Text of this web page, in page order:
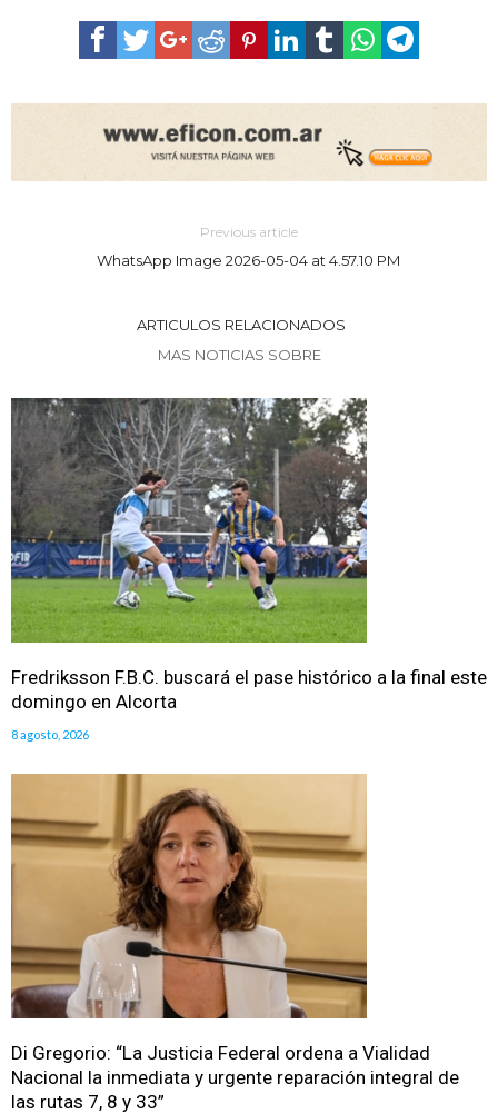
Previous article
WhatsApp Image 2026-05-04 at 4.57.10 PM
ARTICULOS RELACIONADOS
MAS NOTICIAS SOBRE
Fredriksson F.B.C. buscará el pase histórico a la final este
domingo en Alcorta
8 agosto, 2026
Di Gregorio: “La Justicia Federal ordena a Vialidad
Nacional la inmediata y urgente reparación integral de
las rutas 7, 8 y 33”